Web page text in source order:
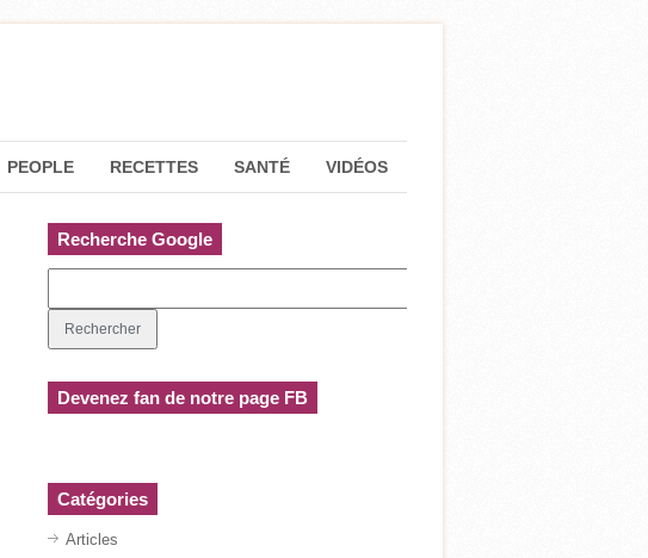
PEOPLE RECETTES SANTÉ VIDÉOS
Recherche Google
Devenez fan de notre page FB
Catégories
Articles